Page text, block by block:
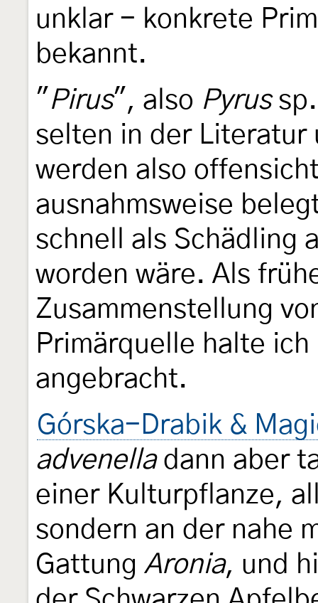
unklar - konkrete
bekannt.
" Pirus", also Pyrussp.
selten in der
werden also
ausnahmsweise
schnell als Schädling
worden wäre. Als
Zusammenstellung
Primärquelle halte
angebracht.
Górska-Drabik &
advenelladann aber
einer Kulturpflanze,
sondern an der nahe
Gattung Aronia, und